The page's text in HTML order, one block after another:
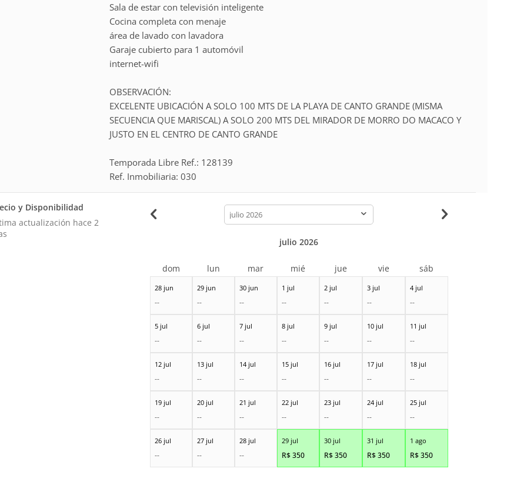
Sala de estar con televisión inteligente
Cocina completa con menaje
área de lavado con lavadora
Garaje cubierto para 1 automóvil
internet-wifi
OBSERVACIÓN:
EXCELENTE UBICACIÓN A SOLO 100 MTS DE LA PLAYA DE CANTO GRANDE (MISMA
SECUENCIA QUE MARISCAL) A SOLO 200 MTS DEL MIRADOR DE MORRO DO MACACO Y
JUSTO EN EL CENTRO DE CANTO GRANDE
Temporada Libre Ref.: 128139
Ref. Inmobiliaria: 030
y Disponibilidad
actualización hace 2
calendar-
month
28 jun
--
29 jun
--
30 jun
--
1 jul
--
2 jul
--
3 jul
--
4 jul
--
5 jul
--
6 jul
--
7 jul
--
8 jul
--
9 jul
--
10 jul
--
11 jul
--
12 jul
--
13 jul
--
14 jul
--
15 jul
--
16 jul
--
17 jul
--
18 jul
--
19 jul
--
20 jul
--
21 jul
--
22 jul
--
23 jul
--
24 jul
--
25 jul
--
26 jul
--
27 jul
--
28 jul
--
29 jul
R$350
30 jul
R$350
31 jul
R$350
1 ago
R$350
julio 2026
dom lun mar mié jue vie sáb